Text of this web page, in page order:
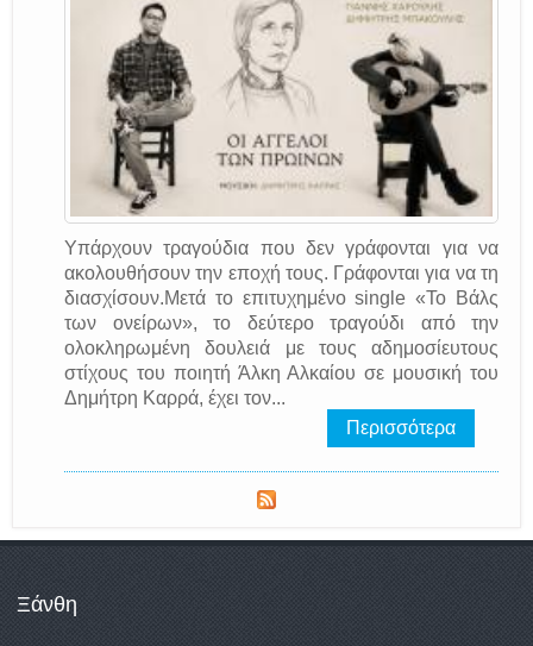
Υπάρχουν τραγούδια που δεν γράφονται για να
ακολουθήσουν την εποχή τους. Γράφονται για να τη
διασχίσουν.Μετά το επιτυχημένο single «Το Βάλς
των ονείρων», το δεύτερο τραγούδι από την
ολοκληρωμένη δουλειά με τους αδημοσίευτους
στίχους του ποιητή Άλκη Αλκαίου σε μουσική του
Δημήτρη Καρρά, έχει τον...
Περισσότερα
Ξάνθη